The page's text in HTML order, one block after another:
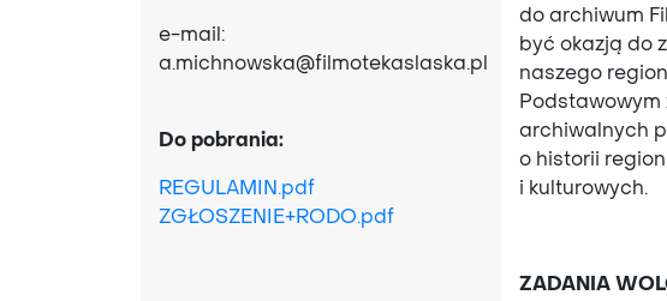
e-mail:
a.michnowska@filmotekaslaska.pl
Do pobrania:
REGULAMIN.pdf
ZGŁOSZENIE+RODO.pdf
do archiwum
być okazją do
naszego
archiwalnych
o historii
i kulturowych.
ZADANIA